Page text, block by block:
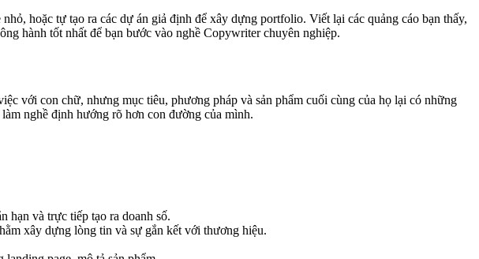
hoặc tự tạo ra các dự án giả định để xây dựng portfolio. Viết lại các quảng cáo bạn thấy,
hành tốt nhất để bạn bước vào nghề Copywriter chuyên nghiệp.
với con chữ, nhưng mục tiêu, phương pháp và sản phẩm cuối cùng của họ lại có những
nghề định hướng rõ hơn con đường của mình.
hạn và trực tiếp tạo ra doanh số.
xây dựng lòng tin và sự gắn kết với thương hiệu.